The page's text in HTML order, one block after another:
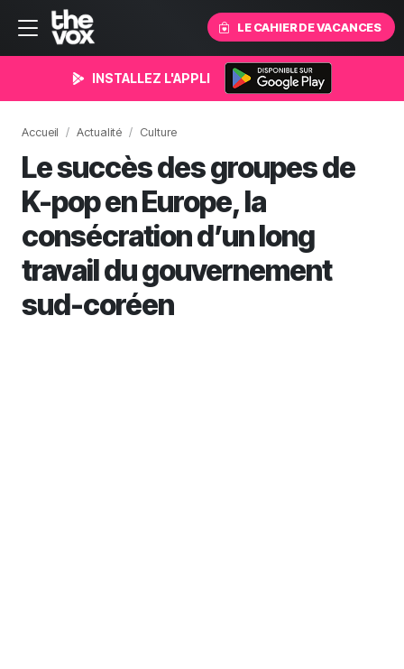
LE CAHIER DE VACANCES
INSTALLEZ L'APPLI
Accueil Actualité Culture
Le succès des groupes de
K-pop en Europe, la
consécration d’un long
travail du gouvernement
sud-coréen